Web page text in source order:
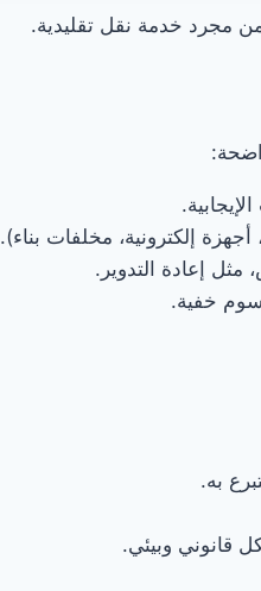
مجرد خدمة نقل تقليدية.
إلكترونية، مخلفات بناء).
إعادة التدوير.
خفية.
به.
قانوني وبيئي.